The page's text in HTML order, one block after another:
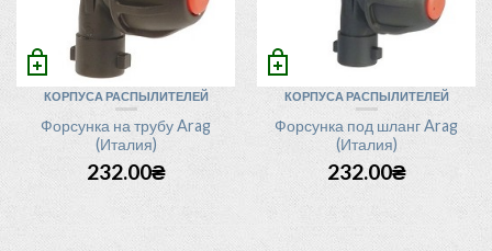
КОРПУСА РАСПЫЛИТЕЛЕЙ
Форсунка на трубу Arag
(Италия)
232.00₴
КОРПУСА РАСПЫЛИТЕЛЕЙ
Форсунка под шланг Arag
(Италия)
232.00₴